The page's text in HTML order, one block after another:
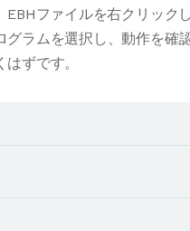
ファイルを右クリック
ラムを選択し、動作を確
ずです。